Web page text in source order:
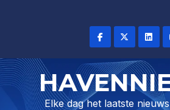
Elke dag het laatste